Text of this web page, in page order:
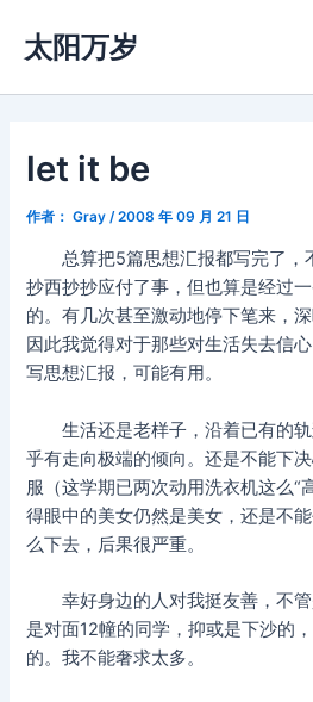
容
太阳万岁
let it be
作者： Gray /2008 年 09 月 21 日
总算把5篇思想汇报都写完了，
抄西抄抄应付了事，但也算是经过
的。有几次甚至激动地停下笔来，
因此我觉得对于那些对生活失去信
写思想汇报，可能有用。
生活还是老样子，沿着已有的轨
乎有走向极端的倾向。还是不能下
服（这学期已两次动用洗衣机这么“
得眼中的美女仍然是美女，还是不
么下去，后果很严重。
幸好身边的人对我挺友善，不管
是对面12幢的同学，抑或是下沙的
的。我不能奢求太多。